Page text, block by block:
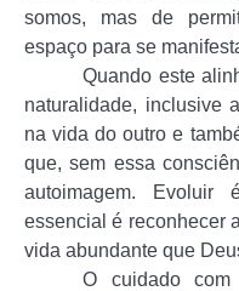
somos, mas de
espaço para se
Quando este
naturalidade, inclusive
na vida do outro e
que, sem essa
autoimagem. Evoluir
essencial é reconhecer
vida abundante que
O cuidado